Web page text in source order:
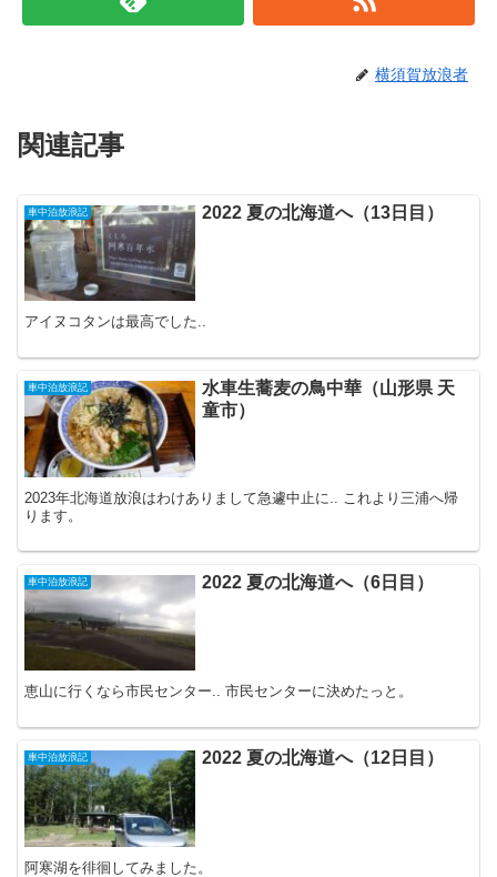
横須賀放浪者
関連記事
車中泊放浪記 2022 夏の北海道へ（13日目）
アイヌコタンは最高でした..
車中泊放浪記
水車生蕎麦の鳥中華（山形県 天
童市）
2023年北海道放浪はわけありまして急遽中止に.. これより三浦へ帰
ります。
車中泊放浪記 2022 夏の北海道へ（6日目）
恵山に行くなら市民センター.. 市民センターに決めたっと。
車中泊放浪記 2022 夏の北海道へ（12日目）
阿寒湖を徘徊してみました。